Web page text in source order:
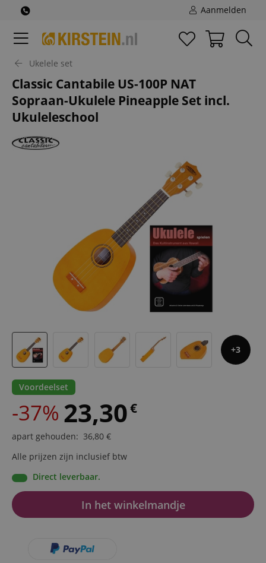
Aanmelden
Ukelele set
Classic Cantabile US-100P NAT
Sopraan-Ukulele Pineapple Set incl.
Ukuleleschool
3
Voordeelset
-37% 23,30€
apart gehouden: 36,80 €
Alle prijzen zijn inclusief btw
Direct leverbaar.
In het winkelmandje